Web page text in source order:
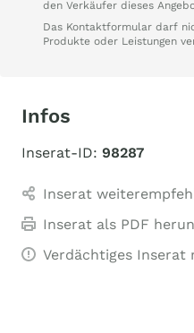
den Verkäufer dieses
Das Kontaktformular darf
Produkte oder Leistungen
Infos
Inserat-ID: 98287
Inserat
Inserat als PDF
Verdächtiges Inserat